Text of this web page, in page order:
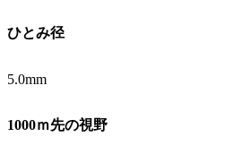
ひとみ径
5.0mm
1000ｍ先の視野